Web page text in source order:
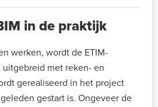
in de praktijk
werken, wordt de ETIM-
uitgebreid met reken- en
gerealiseerd in het project
gestart is. Ongeveer de